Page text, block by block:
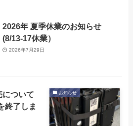
2026年 夏季休業のお知らせ
(8/13-17休業）
2026年7月29日
お知らせ
について
終了しま